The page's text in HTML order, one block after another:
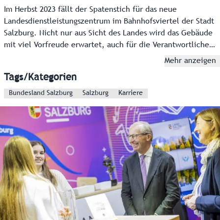
Im Herbst 2023 fällt der Spatenstich für das neue
Landesdienstleistungszentrum im Bahnhofsviertel der Stadt
Salzburg. Nicht nur aus Sicht des Landes wird das Gebäude
mit viel Vorfreude erwartet, auch für die Verantwortlichen
der Stadt Salzburg ist das neue LDZ ein architektonischer
Mehr anzeigen
Tags/Kategorien
Bundesland Salzburg Salzburg Karriere